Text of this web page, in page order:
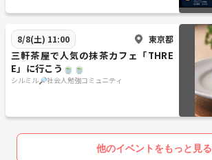
8/8(土) 11:00 東京都
三軒茶屋で人気の抹茶カフェ「THRE
E」に行こう🍵🍵
シルミル🔎社会人勉強コミュニティ
他のイベントをもっと見る